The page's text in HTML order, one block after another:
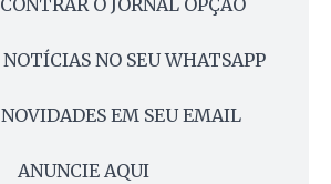
O JORNAL OPÇÃO
NOTÍCIAS NO SEU WHATSAPP
EM SEU EMAIL
ANUNCIE AQUI